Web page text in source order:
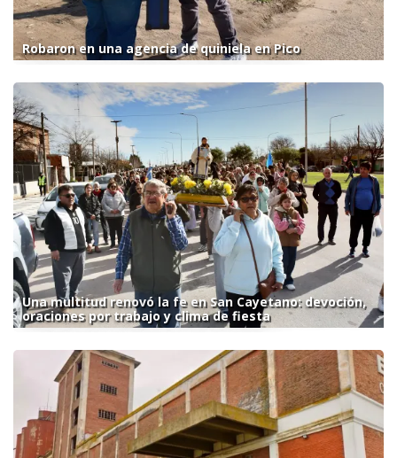
Robaron en una agencia de quiniela en Pico
Una multitud renovó la fe en San Cayetano: devoción,
oraciones por trabajo y clima de fiesta